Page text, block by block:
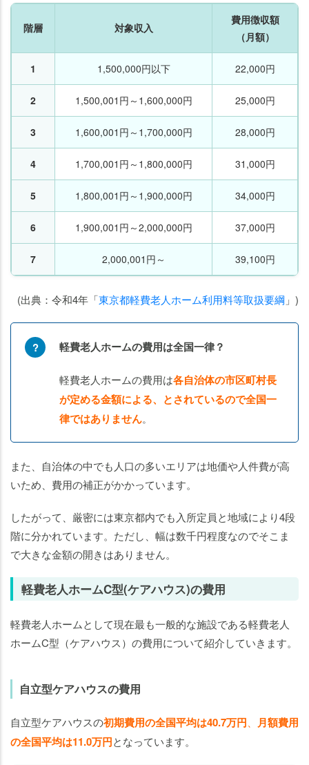
階層 対象収入
費用徴収額
（月額）
1 1,500,000円以下 22,000円
2 1,500,001円～1,600,000円 25,000円
3 1,600,001円～1,700,000円 28,000円
4 1,700,001円～1,800,000円 31,000円
5 1,800,001円～1,900,000円 34,000円
6 1,900,001円～2,000,000円 37,000円
7 2,000,001円～ 39,100円
(出典：令和4年「東京都軽費老人ホーム利用料等取扱要綱 」)
軽費老人ホームの費用は全国一律？
軽費老人ホームの費用は各自治体の市区町村長
が定める金額による、とされているので全国一
律ではありません。
また、自治体の中でも人口の多いエリアは地価や人件費が高
いため、費用の補正がかかっています。
したがって、厳密には東京都内でも入所定員と地域により4段
階に分かれています。ただし、幅は数千円程度なのでそこま
で大きな金額の開きはありません。
軽費老人ホームC型(ケアハウス)の費用
軽費老人ホームとして現在最も一般的な施設である軽費老人
ホームC型（ケアハウス）の費用について紹介していきます。
自立型ケアハウスの費用
自立型ケアハウスの初期費用の全国平均は40.7万円
月額費用
の全国平均は11.0万円となっています。